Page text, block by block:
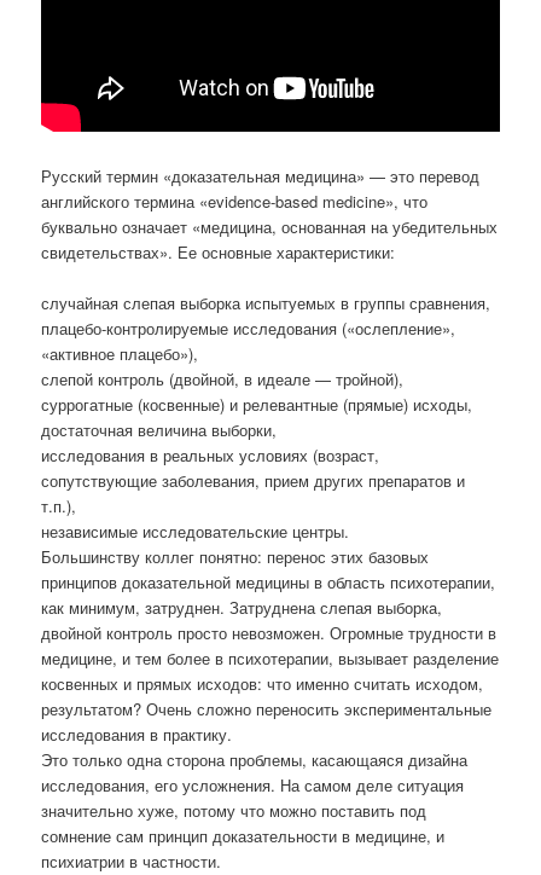
Русский термин «доказательная медицина» — это перевод
английского термина «evidence-based medicine», что
буквально означает «медицина, основанная на убедительных
свидетельствах». Ее основные характеристики:
случайная слепая выборка испытуемых в группы сравнения,
плацебо-контролируемые исследования («ослепление»,
«активное плацебо»),
слепой контроль (двойной, в идеале — тройной),
суррогатные (косвенные) и релевантные (прямые) исходы,
достаточная величина выборки,
исследования в реальных условиях (возраст,
сопутствующие заболевания, прием других препаратов и
т.п.),
независимые исследовательские центры.
Большинству коллег понятно: перенос этих базовых
принципов доказательной медицины в область психотерапии,
как минимум, затруднен. Затруднена слепая выборка,
двойной контроль просто невозможен. Огромные трудности в
медицине, и тем более в психотерапии, вызывает разделение
косвенных и прямых исходов: что именно считать исходом,
результатом? Очень сложно переносить экспериментальные
исследования в практику.
Это только одна сторона проблемы, касающаяся дизайна
исследования, его усложнения. На самом деле ситуация
значительно хуже, потому что можно поставить под
сомнение сам принцип доказательности в медицине, и
психиатрии в частности.